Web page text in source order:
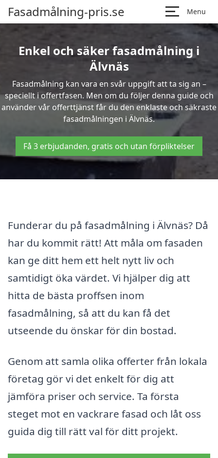
Fasadmålning-pris.se Menu
Enkel och säker fasadmålning i
Älvnäs
Fasadmålning kan vara en svår uppgift att ta sig an –
speciellt i offertfasen. Men om du följer denna guide och
använder vår offerttjänst får du den enklaste och säkraste
fasadmålningen i Älvnäs.
Få 3 erbjudanden, gratis och utan förpliktelser
Funderar du på fasadmålning i Älvnäs? Då
har du kommit rätt! Att måla om fasaden
kan ge ditt hem ett helt nytt liv och
samtidigt öka värdet. Vi hjälper dig att
hitta de bästa proffsen inom
fasadmålning, så att du kan få det
utseende du önskar för din bostad.
Genom att samla olika offerter från lokala
företag gör vi det enkelt för dig att
jämföra priser och service. Ta första
steget mot en vackrare fasad och låt oss
guida dig till rätt val för ditt projekt.